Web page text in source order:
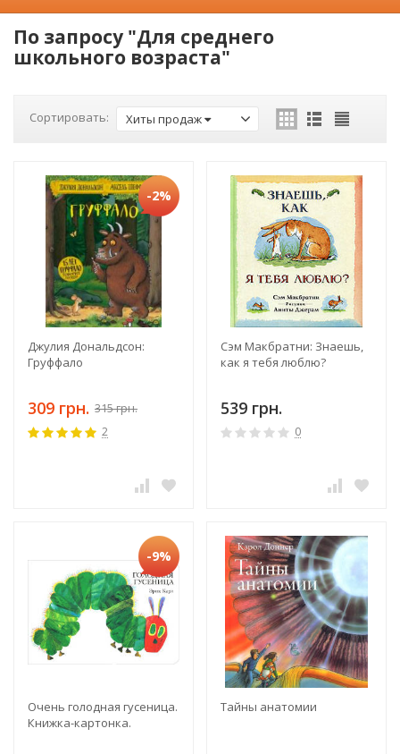
По запросу "Для среднего
школьного возраста"
Сортировать: Хиты продаж
-2%
Джулия Дональдсон:
Груффало
309 грн. 315 грн.
2
Сэм Макбратни: Знаешь,
как я тебя люблю?
539 грн.
0
-9%
Очень голодная гусеница.
Книжка-картонка.
Тайны анатомии